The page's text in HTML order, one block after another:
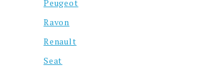
Peugeot
Ravon
Renault
Seat